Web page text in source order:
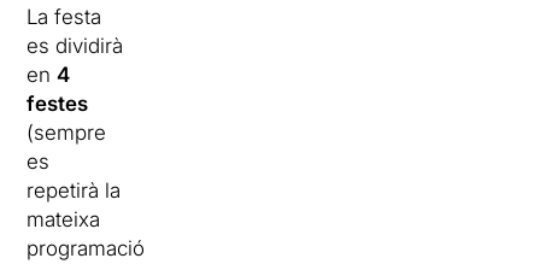
La festa
es dividirà
en4
festes
(sempre
es
repetirà la
mateixa
programació